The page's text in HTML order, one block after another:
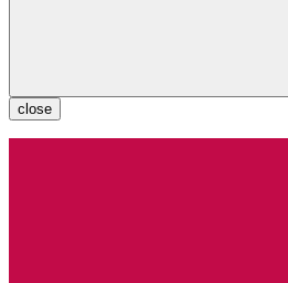
close